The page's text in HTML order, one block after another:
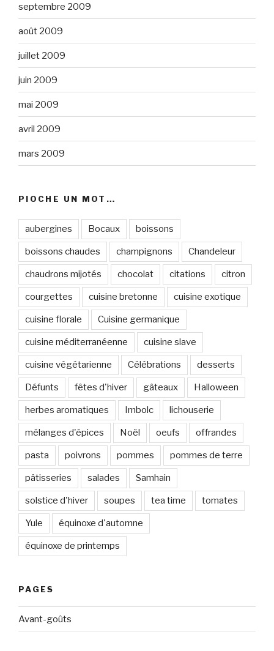
septembre 2009
août 2009
juillet 2009
juin 2009
mai 2009
avril 2009
mars 2009
PIOCHE UN MOT…
aubergines Bocaux boissons
boissons chaudes champignons Chandeleur
chaudrons mijotés chocolat citations citron
courgettes cuisine bretonne cuisine exotique
cuisine florale Cuisine germanique
cuisine méditerranéenne cuisine slave
cuisine végétarienne Célébrations desserts
Défunts fêtes d'hiver gâteaux Halloween
herbes aromatiques Imbolc lichouserie
mélanges d'épices Noël oeufs offrandes
pasta poivrons pommes pommes de terre
pâtisseries salades Samhain
solstice d'hiver soupes tea time tomates
Yule équinoxe d'automne
équinoxe de printemps
PAGES
Avant-goûts